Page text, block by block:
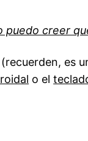
puedo creer
es
o el